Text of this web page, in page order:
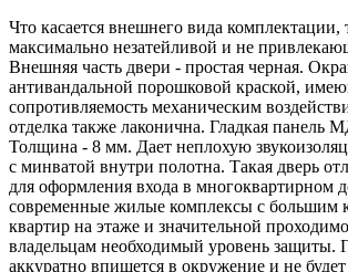
Что касается внешнего вида
максимально незатейливой и не
Внешняя часть двери - простая черная.
антивандальной порошковой краской,
сопротивляемость механическим
отделка также лаконична. Гладкая панель
Толщина - 8 мм. Дает неплохую
с минватой внутри полотна. Такая дверь
для оформления входа в многоквартирном
современные жилые комплексы с большим
квартир на этаже и значительной
владельцам необходимый уровень защиты.
аккуратно впишется в окружение и не